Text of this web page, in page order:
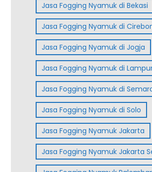
Jasa Fogging Nyamuk di Bekasi
Jasa Fogging Nyamuk di
Jasa Fogging Nyamuk di Jogja
Jasa Fogging Nyamuk di
Jasa Fogging Nyamuk di
Jasa Fogging Nyamuk di Solo
Jasa Fogging Nyamuk Jakarta
Jasa Fogging Nyamuk Jakarta